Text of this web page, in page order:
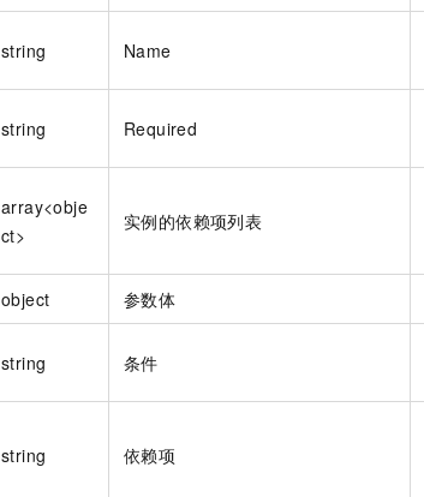
string Name
string Required
array<obje
ct>
实例的依赖项列表
object 参数体
string 条件
string 依赖项